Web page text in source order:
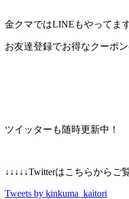
金クマではLINEもやってま
お友達登録でお得なクーポン
ツイッターも随時更新中！
↓↓↓↓↓Twitterはこちらからご
Tweets by kinkuma_kaitori